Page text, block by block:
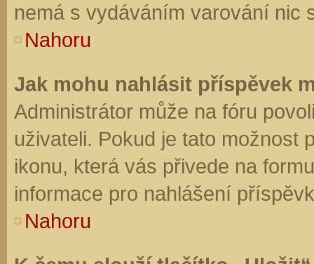
nemá s vydáváním varování nic
Nahoru
Jak mohu nahlásit příspěvek
Administrátor může na fóru
uživateli. Pokud je tato možnost
ikonu, která vás přivede na
informace pro nahlášení
Nahoru